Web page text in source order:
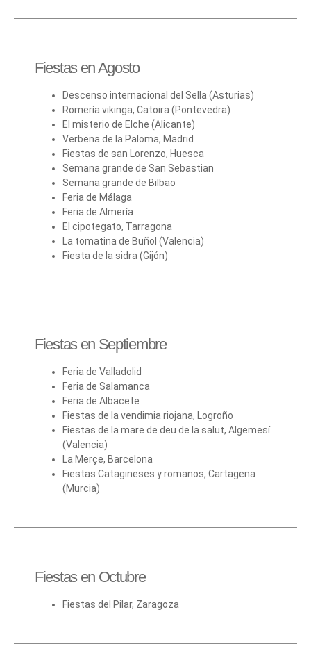
Fiestas en Agosto
Descenso internacional del Sella (Asturias)
Romería vikinga, Catoira (Pontevedra)
El misterio de Elche (Alicante)
Verbena de la Paloma, Madrid
Fiestas de san Lorenzo, Huesca
Semana grande de San Sebastian
Semana grande de Bilbao
Feria de Málaga
Feria de Almería
El cipotegato, Tarragona
La tomatina de Buñol (Valencia)
Fiesta de la sidra (Gijón)
Fiestas en Septiembre
Feria de Valladolid
Feria de Salamanca
Feria de Albacete
Fiestas de la vendimia riojana, Logroño
Fiestas de la mare de deu de la salut, Algemesí.
(Valencia)
La Merçe, Barcelona
Fiestas Catagineses y romanos, Cartagena
(Murcia)
Fiestas en Octubre
Fiestas del Pilar, Zaragoza